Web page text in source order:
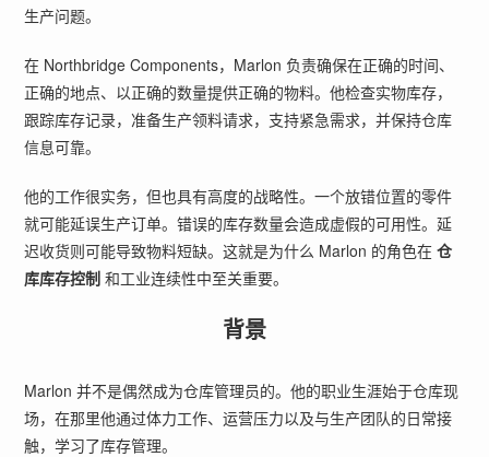
生产问题。
在 Northbridge Components，Marlon 负责确保在正确的时间、
正确的地点、以正确的数量提供正确的物料。他检查实物库存，
跟踪库存记录，准备生产领料请求，支持紧急需求，并保持仓库
信息可靠。
他的工作很实务，但也具有高度的战略性。一个放错位置的零件
就可能延误生产订单。错误的库存数量会造成虚假的可用性。延
迟收货则可能导致物料短缺。这就是为什么 Marlon 的角色在仓
库库存控制 和工业连续性中至关重要。
背景
Marlon 并不是偶然成为仓库管理员的。他的职业生涯始于仓库现
场，在那里他通过体力工作、运营压力以及与生产团队的日常接
触，学习了库存管理。